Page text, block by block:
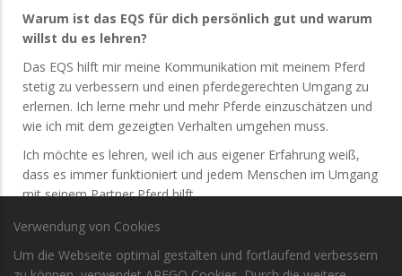
Warum ist das EQS für dich persönlich gut und warum
willst du es lehren?
Das EQS hilft mir meine Kommunikation mit meinem Pferd
stetig zu verbessern und einen pferdegerechten Umgang zu
erlernen. Ich lerne mehr und mehr Pferde einzuschätzen und
wie ich mit dem gezeigten Verhalten umgehen muss.
Ich möchte es lehren, weil ich aus eigener Erfahrung weiß,
dass es immer funktioniert und jedem Menschen im Umgang
mit seinem Partner Pferd hilft.
Verwendung von Cookies
Um die Webseite optimal gestalten und fortlaufend verbessern